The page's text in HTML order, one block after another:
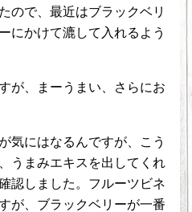
ので、最近はブラックベリ
にかけて漉して入れるよう
が、まーうまい、さらにお
気にはなるんですが、こう
うまみエキスを出してくれ
認しました。フルーツビネ
が、ブラックベリーが一番